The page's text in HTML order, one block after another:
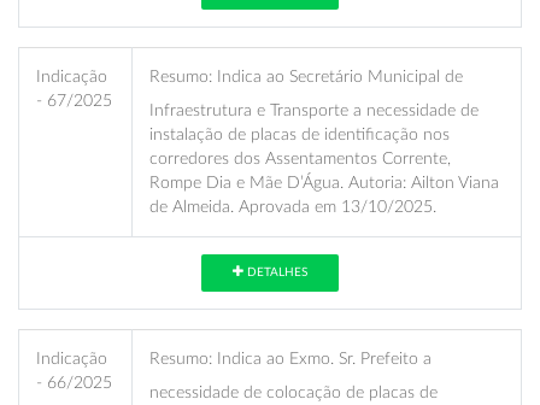
Indicação
- 67/2025
Resumo: Indica ao Secretário Municipal de
Infraestrutura e Transporte a necessidade de
instalação de placas de identificação nos
corredores dos Assentamentos Corrente,
Rompe Dia e Mãe D’Água. Autoria: Ailton Viana
de Almeida. Aprovada em 13/10/2025.
DETALHES
Indicação
- 66/2025
Resumo: Indica ao Exmo. Sr. Prefeito a
necessidade de colocação de placas de